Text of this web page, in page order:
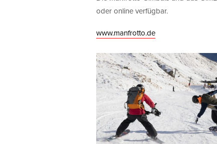
oder online verfügbar.
www.manfrotto.de